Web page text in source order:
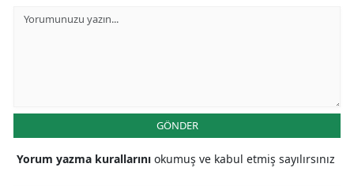
GÖNDER
Yorum yazma kurallarını okumuş ve kabul etmiş sayılırsınız